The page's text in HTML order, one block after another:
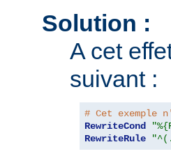
Solution :
A cet
suivant :
# Cet exemple
RewriteCond
RewriteRule